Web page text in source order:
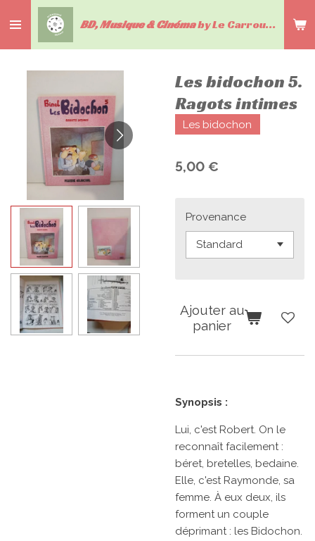
au
contenu
BD, Musique & Cinémaby Le Carrousel du livre
Les bidochon 5.
Ragots intimes
Les bidochon
5,00 €
Provenance
Ajouter au
panier
Synopsis :
Lui, c'est Robert. On le
reconnaît facilement :
béret, bretelles, bedaine.
Elle, c'est Raymonde, sa
femme. À eux deux, ils
forment un couple
déprimant : les Bidochon.